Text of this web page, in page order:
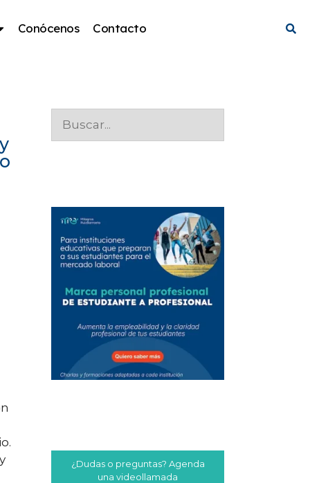
Conócenos Contacto
¿Dudas o preguntas? Agenda
una videollamada